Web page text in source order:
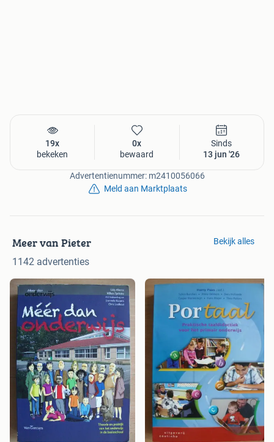
19x
bekeken
0x
bewaard
Sinds
13 jun '26
Advertentienummer: m2410056066
Meld aan Marktplaats
Meer van Pieter
1142 advertenties
Bekijk alles